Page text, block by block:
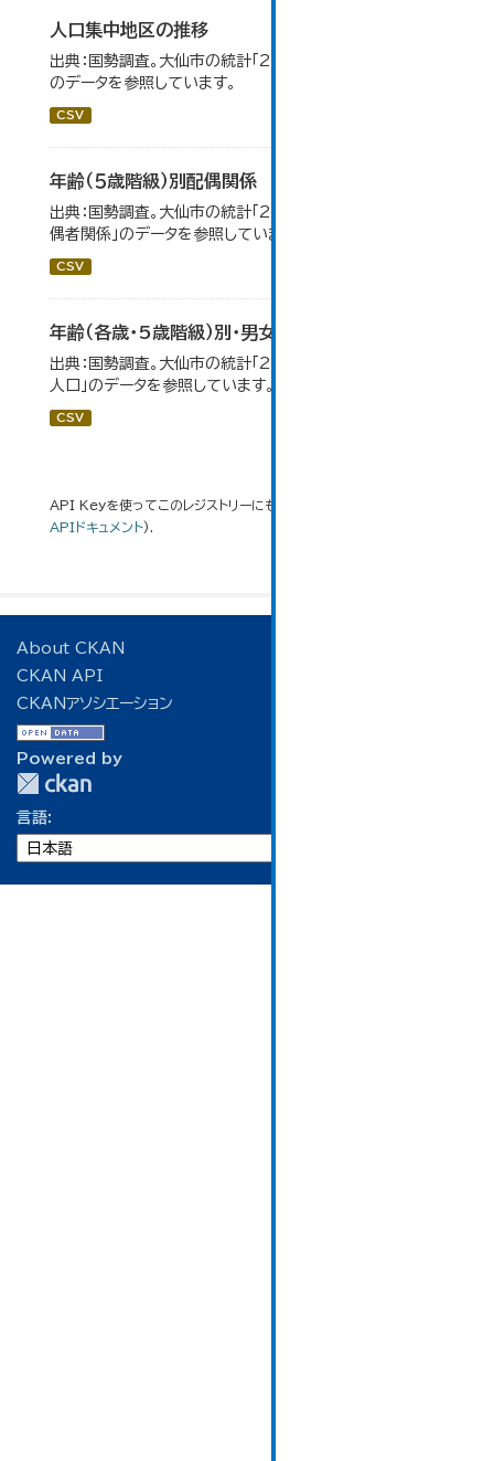
人口集中地区の推移
出典：国勢調査。大仙市の統計「2-3 人口集中地区の推移」
のデータを参照しています。
CSV
年齢（５歳階級）別配偶関係
出典：国勢調査。大仙市の統計「2-12 年齢（5歳階級）別配
偶者関係」のデータを参照しています。
CSV
年齢（各歳・5歳階級）別・男女別人口
出典：国勢調査。大仙市の統計「2-1 年齢（各歳）別・男女別
人口」のデータを参照しています。
CSV
API Keyを使ってこのレジストリーにもアクセス可能です
APIドキュメント).
About CKAN
CKAN API
CKANアソシエーション
Powered by
言語